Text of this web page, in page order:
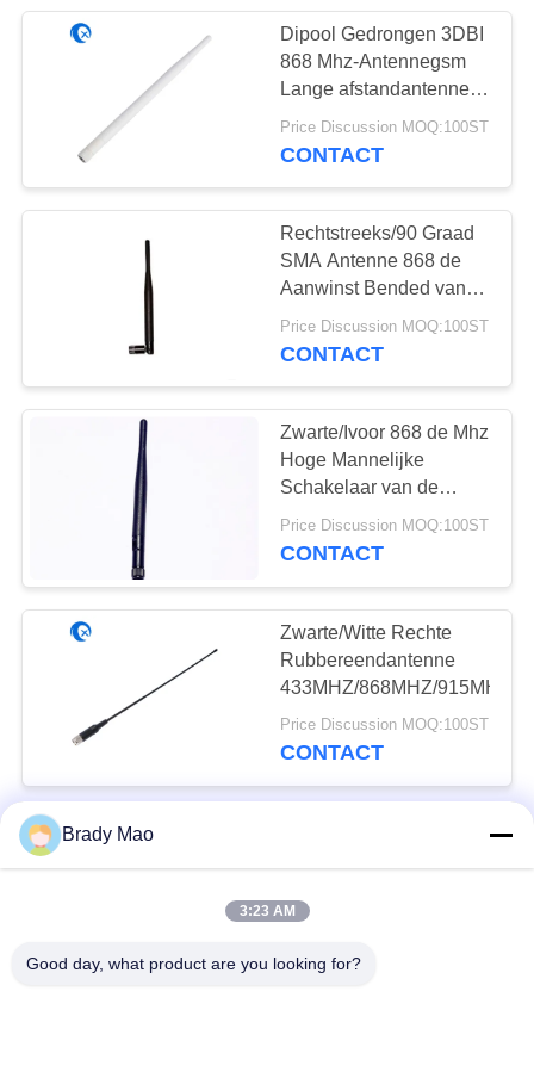
Dipool Gedrongen 3DBI
868 Mhz-Antennegsm
Lange afstandantenne
voor Westelijke Wifi-
Router
Price Discussion MOQ:100ST
CONTACT
Rechtstreeks/90 Graad
SMA Antenne 868 de
Aanwinst Bended van
Mhz 5DBI 50
OHMimpedantie
Price Discussion MOQ:100ST
CONTACT
Zwarte/Ivoor 868 de Mhz
Hoge Mannelijke
Schakelaar van de
Aanwinstenantenne
SMA 50
Price Discussion MOQ:100ST
CONTACT
Zwarte/Witte Rechte
Rubbereendantenne
433MHZ/868MHZ/915MHZ
Price Discussion MOQ:100ST
CONTACT
Hoek868mhz Antenne
Schakelaar
Price Discussion MOQ:100ST
CONTACT
Brady Mao
3:23 AM
Good day, what product are you looking for?